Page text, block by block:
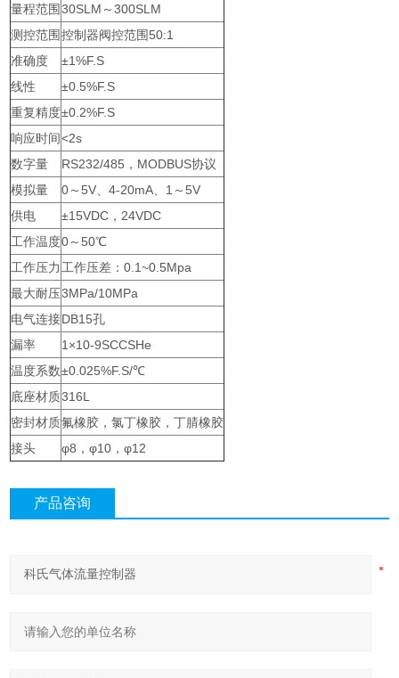
量程范围 30SLM～300SLM
测控范围 控制器阀控范围50:1
准确度
±1%F.S
线性
±0.5%F.S
重复精度±0.2%F.S
响应时间<2s
数字量
RS232/485，MODBUS协议
模拟量
0～5V、4-20mA、1～5V
供电
±15VDC，24VDC
工作温度0～50℃
工作压力 工作压差：0.1~0.5Mpa
最大耐压3MPa/10MPa
电气连接DB15孔
漏率
1×10-9SCCSHe
温度系数±0.025%F.S/℃
底座材质316L
密封材质氟橡胶，氯丁橡胶，丁腈橡胶
接头
φ8，φ10，φ12
产品咨询